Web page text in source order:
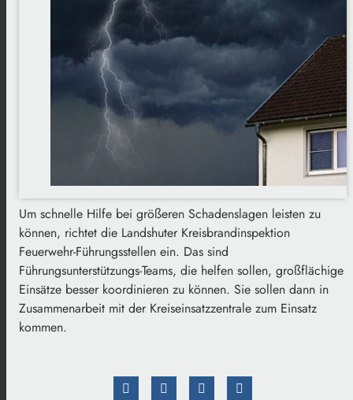
Um schnelle Hilfe bei größeren Schadenslagen leisten zu
können, richtet die Landshuter Kreisbrandinspektion
Feuerwehr-Führungsstellen ein. Das sind
Führungsunterstützungs-Teams, die helfen sollen, großflächige
Einsätze besser koordinieren zu können. Sie sollen dann in
Zusammenarbeit mit der Kreiseinsatzzentrale zum Einsatz
kommen.